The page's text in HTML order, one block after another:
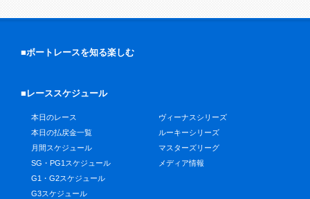
■ボートレースを知る楽しむ
■レーススケジュール
本日のレース
本日の払戻金一覧
月間スケジュール
SG・PG1スケジュール
G1・G2スケジュール
G3スケジュール
ヴィーナスシリーズ
ルーキーシリーズ
マスターズリーグ
メディア情報